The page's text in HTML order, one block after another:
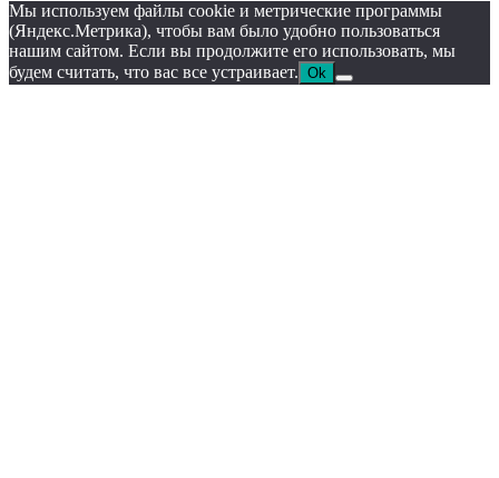
Мы используем файлы cookie и метрические программы
(Яндекс.Метрика), чтобы вам было удобно пользоваться
нашим сайтом. Если вы продолжите его использовать, мы
будем считать, что вас все устраивает. Ok